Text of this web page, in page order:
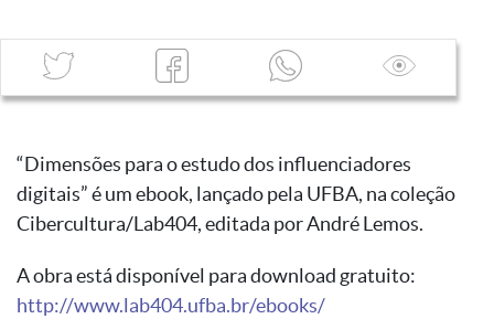
“Dimensões para o estudo dos influenciadores
digitais” é um ebook, lançado pela UFBA, na coleção
Cibercultura/Lab404, editada por André Lemos.
A obra está disponível para download gratuito:
http://www.lab404.ufba.br/ebooks/